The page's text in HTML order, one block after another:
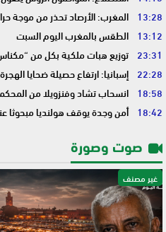
13:28 المغرب: الأرصاد تحذر من موجة
13:12 الطقس بالمغرب اليوم السبت
23:31 توزيع هبات ملكية بكل من
22:28 إسبانيا: ارتفاع حصيلة ضحايا
18:58 انسحاب تشاد وفنزويلا من
18:42 أمن وجدة يوقف هولنديا مبحوثا
صوت وصورة
غير مصنف